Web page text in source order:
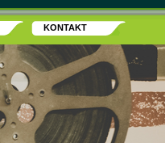
KONTAKT